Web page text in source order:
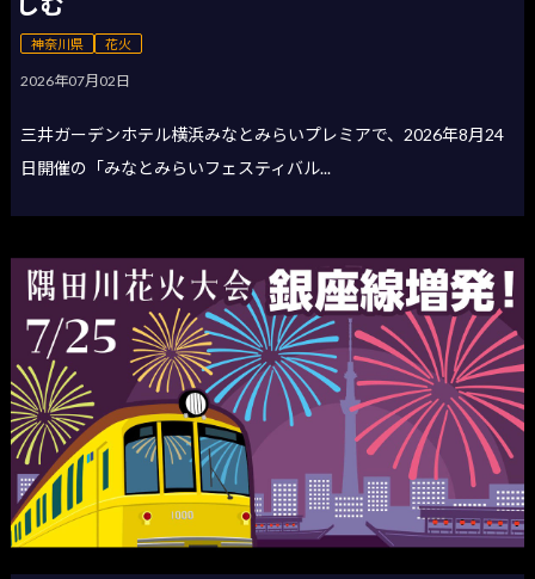
神奈川県 花火
2026年07月02日
三井ガーデンホテル横浜みなとみらいプレミアで、2026年8月24
日開催の「みなとみらいフェスティバル...